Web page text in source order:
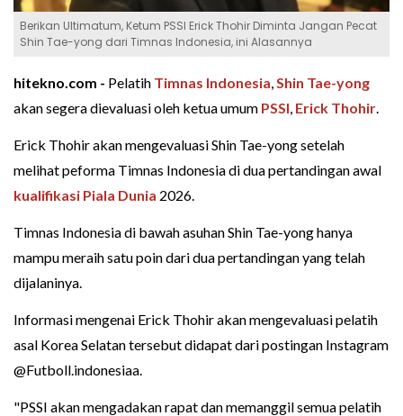
Berikan Ultimatum, Ketum PSSI Erick Thohir Diminta Jangan Pecat
Shin Tae-yong dari Timnas Indonesia, ini Alasannya
hitekno.com - Pelatih Timnas Indonesia,Shin Tae-yong
akan segera dievaluasi oleh ketua umum PSSI, Erick Thohir.
Erick Thohir akan mengevaluasi Shin Tae-yong setelah
melihat peforma Timnas Indonesia di dua pertandingan awal
kualifikasi Piala Dunia 2026.
Timnas Indonesia di bawah asuhan Shin Tae-yong hanya
mampu meraih satu poin dari dua pertandingan yang telah
dijalaninya.
Informasi mengenai Erick Thohir akan mengevaluasi pelatih
asal Korea Selatan tersebut didapat dari postingan Instagram
@Futboll.indonesiaa.
"PSSI akan mengadakan rapat dan memanggil semua pelatih